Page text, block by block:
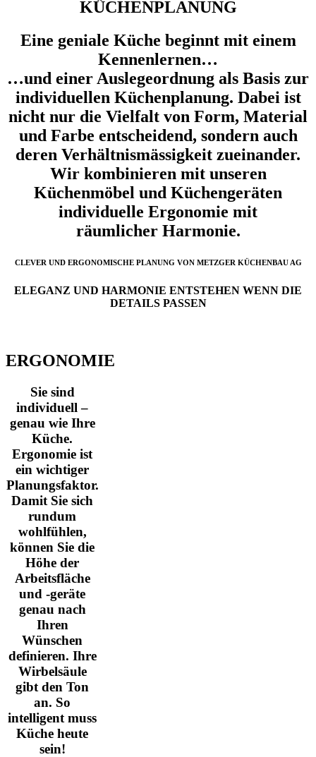
KÜCHENPLANUNG
Eine geniale Küche beginnt mit einem
Kennenlernen…
…und einer Auslegeordnung als Basis zur
individuellen Küchenplanung. Dabei ist
nicht nur die Vielfalt von Form, Material
und Farbe entscheidend, sondern auch
deren Verhältnismässigkeit zueinander.
Wir kombinieren mit unseren
Küchenmöbel und Küchengeräten
individuelle Ergonomie mit
räumlicher Harmonie.
CLEVER UND ERGONOMISCHE PLANUNG VON METZGER KÜCHENBAU AG
ELEGANZ UND HARMONIE ENTSTEHEN WENN DIE
DETAILS PASSEN
ERGONOMIE
Sie sind
individuell –
genau wie Ihre
Küche.
Ergonomie ist
ein wichtiger
Planungsfaktor.
Damit Sie sich
rundum
wohlfühlen,
können Sie die
Höhe der
Arbeitsfläche
und -geräte
genau nach
Ihren
Wünschen
definieren. Ihre
Wirbelsäule
gibt den Ton
an. So
intelligent muss
Küche heute
sein!